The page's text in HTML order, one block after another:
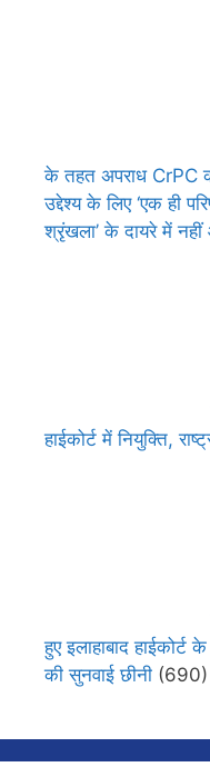
के तहत अपराध CrPC
उद्देश्य के लिए ‘एक ही
श्रृंखला’ के दायरे में
हाईकोर्ट में नियुक्ति,
हुए इलाहाबाद हाईकोर्ट
की सुनवाई छीनी (690)